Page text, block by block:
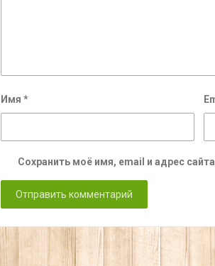
Имя*
Сохранить моё имя, email и адрес